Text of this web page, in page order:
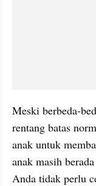
Meski berbeda-
rentang batas
anak untuk
anak masih
Anda tidak perlu